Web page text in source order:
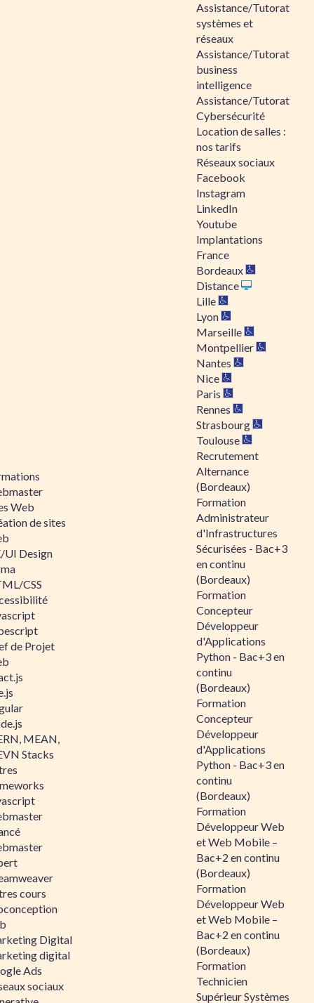
Web
de sites
UI Design
CSS
de Projet
MEAN,
Stacks
cours
Digital
digital
Ads
sociaux
Assistance/Tutorat
systèmes et
réseaux
Assistance/Tutorat
business
intelligence
Assistance/Tutorat
Cybersécurité
Location de salles :
nos tarifs
Réseaux sociaux
Facebook
Instagram
LinkedIn
Youtube
Implantations
France
Bordeaux
Distance
Lille
Lyon
Marseille
Montpellier
Nantes
Nice
Paris
Rennes
Strasbourg
Toulouse
Recrutement
Alternance
(Bordeaux)
Formation
Administrateur
d'Infrastructures
Sécurisées - Bac+3
en continu
(Bordeaux)
Formation
Concepteur
Développeur
d'Applications
Python - Bac+3 en
continu
(Bordeaux)
Formation
Concepteur
Développeur
d'Applications
Python - Bac+3 en
continu
(Bordeaux)
Formation
Développeur Web
et Web Mobile –
Bac+2 en continu
(Bordeaux)
Formation
Développeur Web
et Web Mobile –
Bac+2 en continu
(Bordeaux)
Formation
Technicien
Supérieur Systèmes